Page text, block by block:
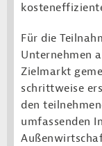
Für die
Unternehmen
Zielmarkt
schrittweise
den
umfassenden